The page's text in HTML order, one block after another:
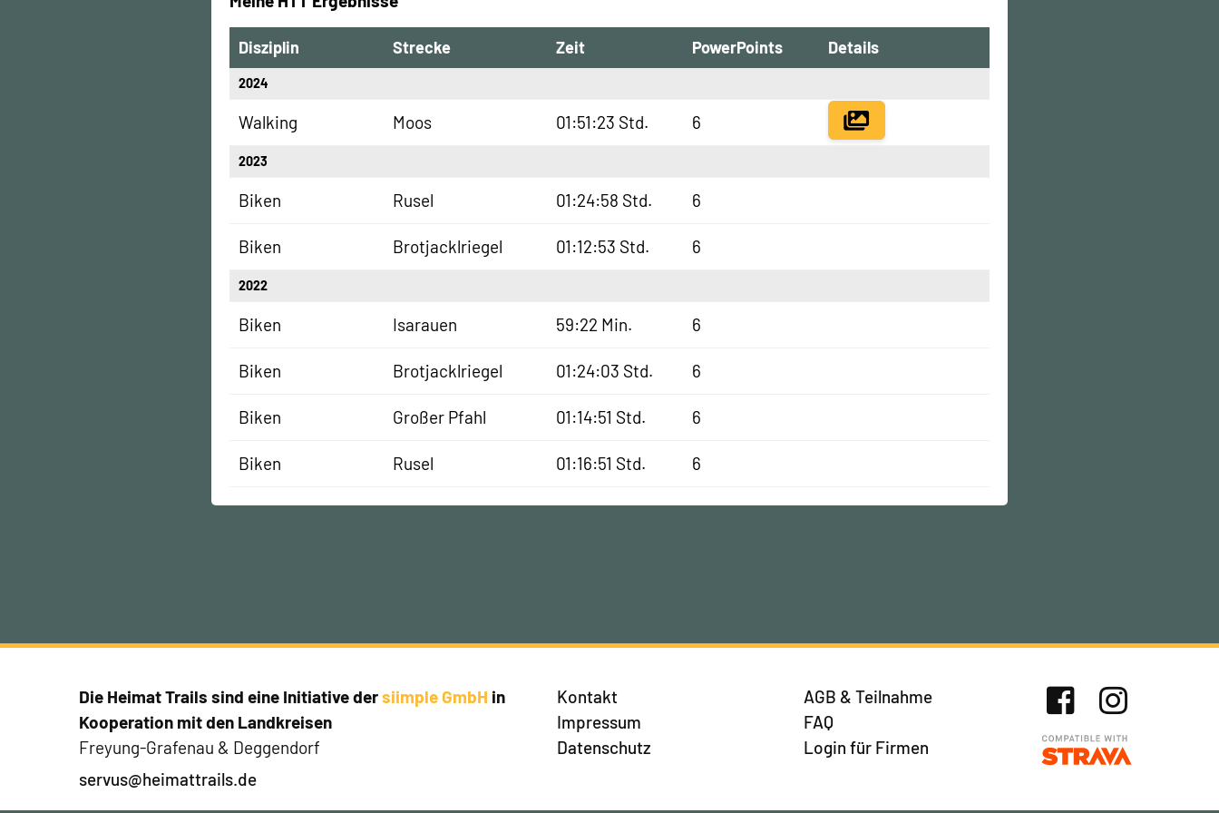
Disziplin Strecke Zeit PowerPoints Details
2024
Walking Moos 01:51:23 Std. 6
2023
Biken Rusel 01:24:58 Std. 6
Biken Brotjacklriegel 01:12:53 Std. 6
2022
Biken Isarauen 59:22 Min. 6
Biken Brotjacklriegel 01:24:03 Std. 6
Biken Großer Pfahl 01:14:51 Std. 6
Biken Rusel 01:16:51 Std. 6
Die Heimat Trails sind eine Initiative dersiimple GmbH in
Kooperation mit den Landkreisen
Freyung-Grafenau & Deggendorf
servus@heimattrails.de
Kontakt
Impressum
Datenschutz
AGB & Teilnahme
FAQ
Login für Firmen